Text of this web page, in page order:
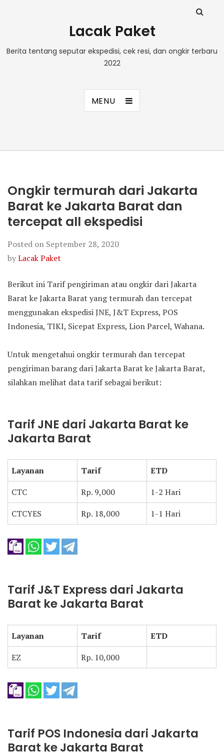
Lacak Paket
Berita tentang seputar ekspedisi, cek resi, dan ongkir terbaru
2022
MENU
Ongkir termurah dari Jakarta
Barat ke Jakarta Barat dan
tercepat all ekspedisi
Posted on September 28, 2020
byLacak Paket
Berikut ini Tarif pengiriman atau ongkir dari Jakarta
Barat ke Jakarta Barat yang termurah dan tercepat
menggunakan ekspedisi JNE, J&T Express, POS
Indonesia, TIKI, Sicepat Express, Lion Parcel, Wahana.
Untuk mengetahui ongkir termurah dan tercepat
pengiriman barang dari Jakarta Barat ke Jakarta Barat,
silahkan melihat data tarif sebagai berikut:
Tarif JNE dari Jakarta Barat ke
Jakarta Barat
Layanan Tarif
ETD
CTC
Rp. 9,000
1-2 Hari
CTCYES
Rp. 18,000 1-1 Hari
Tarif J&T Express dari Jakarta
Barat ke Jakarta Barat
Layanan Tarif
ETD
EZ
Rp. 10,000
Tarif POS Indonesia dari Jakarta
Barat ke Jakarta Barat